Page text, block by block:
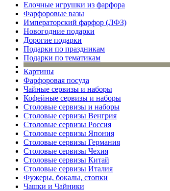
Елочные игрушки из фарфора
Фарфоровые вазы
Императорский фарфор (ЛФЗ)
Новогодние подарки
Дорогие подарки
Подарки по праздникам
Подарки по тематикам
Картины
Фарфоровая посуда
Чайные сервизы и наборы
Кофейные сервизы и наборы
Столовые сервизы и наборы
Столовые сервизы Венгрия
Столовые сервизы Россия
Столовые сервизы Япония
Столовые сервизы Германия
Столовые сервизы Чехия
Столовые сервизы Китай
Столовые сервизы Италия
Фужеры, бокалы, стопки
Чашки и Чайники